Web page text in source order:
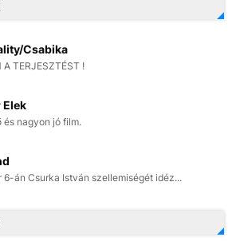
Csabika
A TERJESZTÉST !
Elek
és nagyon jó film.
6-án Csurka István szellemiségét idéz...